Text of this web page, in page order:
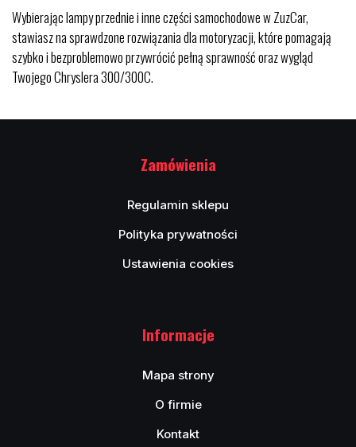
Wybierając lampy przednie i inne części samochodowe w ZuzCar,
stawiasz na sprawdzone rozwiązania dla motoryzacji, które pomagają
szybko i bezproblemowo przywrócić pełną sprawność oraz wygląd
Twojego Chryslera 300/300C.
Zamówienia
Regulamin sklepu
Polityka prywatności
Ustawienia cookies
Informacje
Mapa strony
O firmie
Kontakt